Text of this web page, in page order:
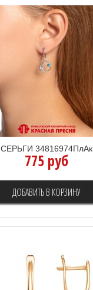
СЕРЬГИ 34816974ПлАк
775 руб
ДОБАВИТЬ В КОРЗИНУ